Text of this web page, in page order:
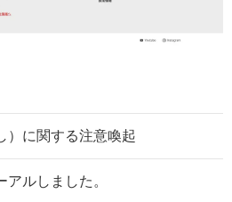
）に関する注意喚起
ルしました。